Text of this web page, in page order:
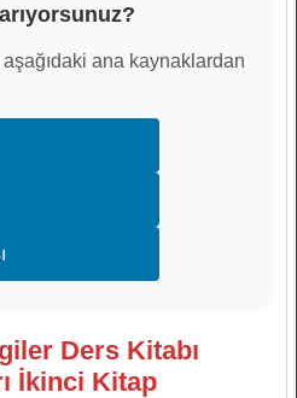
aşağıdaki ana kaynaklardan
Ders Kitabı
İkinci Kitap